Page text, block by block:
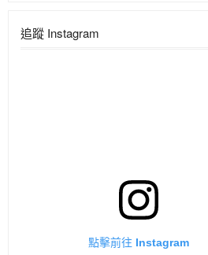
追蹤 Instagram
點擊前往 Instagram